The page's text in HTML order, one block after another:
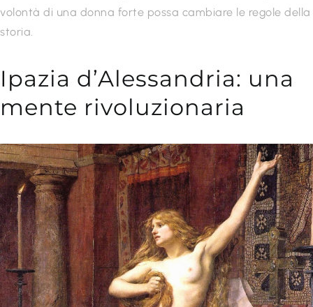
volontà di una donna forte possa cambiare le regole della
storia.
Ipazia d’Alessandria: una
mente rivoluzionaria